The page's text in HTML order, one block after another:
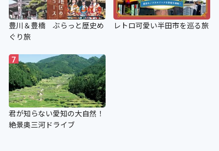
豊川＆豊橋 ぶらっと歴史め
ぐり旅
レトロ可愛い半田市を巡る旅
7
君が知らない愛知の大自然！
絶景奥三河ドライブ